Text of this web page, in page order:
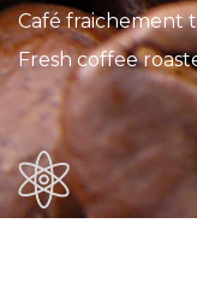
Café fraichement
Fresh coffee